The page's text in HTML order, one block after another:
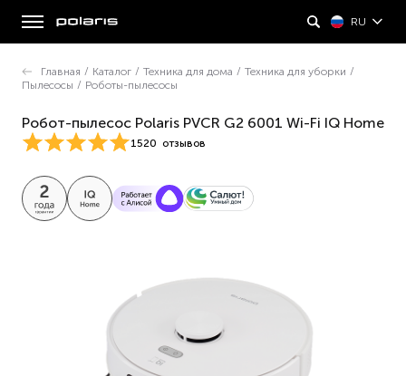
RU
Главная / Каталог / Техника для дома / Техника для уборки /
Пылесосы / Роботы-пылесосы
Робот-пылесос Polaris PVCR G2 6001 Wi-Fi IQ Home
1520 отзывов